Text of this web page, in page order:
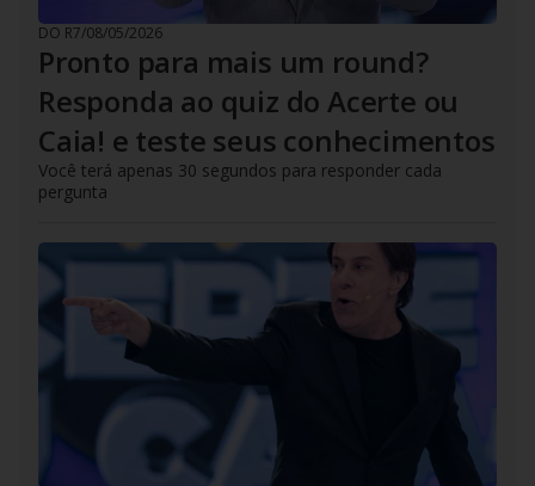
DO R7/08/05/2026
Pronto para mais um round?
Responda ao quiz do Acerte ou
Caia! e teste seus conhecimentos
Você terá apenas 30 segundos para responder cada
pergunta